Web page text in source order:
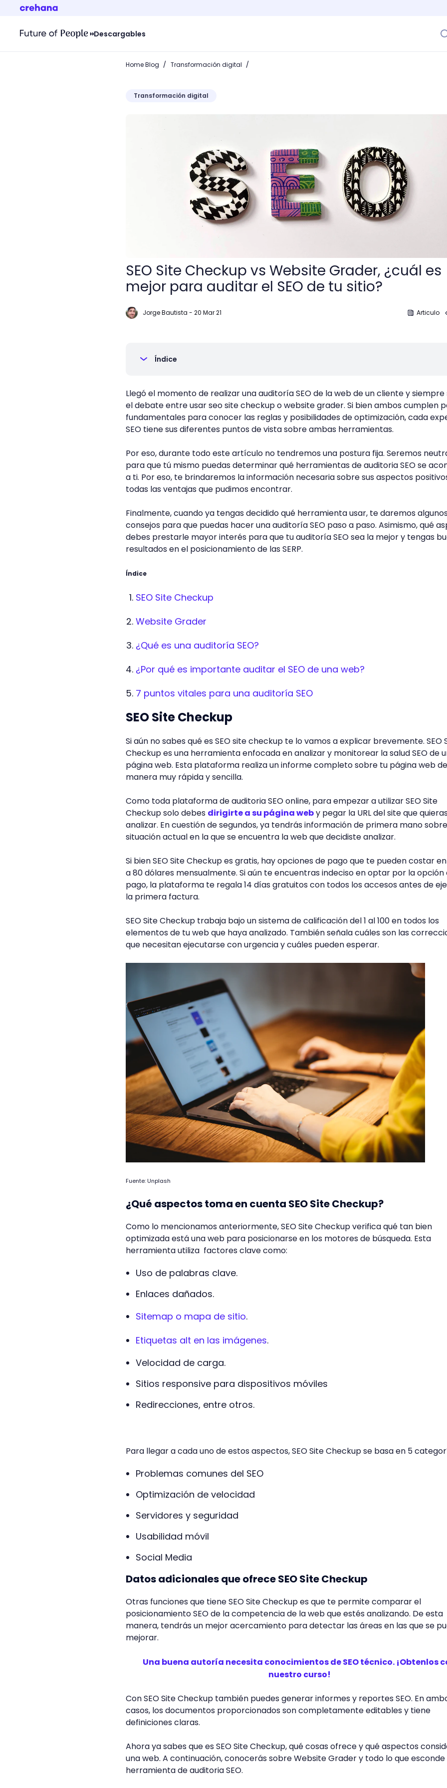
Descargables
Home Blog / Transformación digital /
Transformación digital
SEO Site Checkup vs Website Grader, ¿cuál es
mejor para auditar el SEO de tu sitio?
Jorge Bautista - 20 Mar 21 Articulo
Índice
Llegó el momento de realizar una auditoría SEO de la web de un cliente y siempre
el debate entre usar seo site checkup o website grader. Si bien ambos cumplen
fundamentales para conocer las reglas y posibilidades de optimización, cada
SEO tiene sus diferentes puntos de vista sobre ambas herramientas.
Por eso, durante todo este artículo no tendremos una postura fija. Seremos
para que tú mismo puedas determinar qué herramientas de auditoria SEO se
a ti. Por eso, te brindaremos la información necesaria sobre sus aspectos
todas las ventajas que pudimos encontrar.
Finalmente, cuando ya tengas decidido qué herramienta usar, te daremos
consejos para que puedas hacer una auditoría SEO paso a paso. Asimismo, qué
debes prestarle mayor interés para que tu auditoría SEO sea la mejor y tengas
resultados en el posicionamiento de las SERP.
Índice
SEO Site Checkup
Website Grader
¿Qué es una auditoría SEO?
¿Por qué es importante auditar el SEO de una web?
7 puntos vitales para una auditoría SEO
SEO Site Checkup
Si aún no sabes qué es SEO site checkup te lo vamos a explicar brevemente. SEO
Checkup es una herramienta enfocada en analizar y monitorear la salud SEO de
página web. Esta plataforma realiza un informe completo sobre tu página web
manera muy rápida y sencilla.
Como toda plataforma de auditoria SEO online, para empezar a utilizar SEO Site
Checkup solo debes dirigirte a su página weby pegar la URL del site que
analizar. En cuestión de segundos, ya tendrás información de primera mano
situación actual en la que se encuentra la web que decidiste analizar.
Si bien SEO Site Checkup es gratis, hay opciones de pago que te pueden costar
a 80 dólares mensualmente. Si aún te encuentras indeciso en optar por la opción
pago, la plataforma te regala 14 días gratuitos con todos los accesos antes de
la primera factura.
SEO Site Checkup trabaja bajo un sistema de calificación del 1 al 100 en todos los
elementos de tu web que haya analizado. También señala cuáles son las
que necesitan ejecutarse con urgencia y cuáles pueden esperar.
Fuente: Unplash
¿Qué aspectos toma en cuenta SEO Site Checkup?
Como lo mencionamos anteriormente, SEO Site Checkup verifica qué tan bien
optimizada está una web para posicionarse en los motores de búsqueda. Esta
herramienta utiliza factores clave como:
Uso de palabras clave.
Enlaces dañados.
Sitemap o mapa de sitio.
Etiquetas alt en las imágenes.
Velocidad de carga.
Sitios responsive para dispositivos móviles
Redirecciones, entre otros.
Para llegar a cada uno de estos aspectos, SEO Site Checkup se basa en 5
Problemas comunes del SEO
Optimización de velocidad
Servidores y seguridad
Usabilidad móvil
Social Media
Datos adicionales que ofrece SEO Site Checkup
Otras funciones que tiene SEO Site Checkup es que te permite comparar el
posicionamiento SEO de la competencia de la web que estés analizando. De esta
manera, tendrás un mejor acercamiento para detectar las áreas en las que se
mejorar.
Una buena autoría necesita conocimientos de SEO técnico. ¡Obtenlos
nuestro curso!
Con SEO Site Checkup también puedes generar informes y reportes SEO. En
casos, los documentos proporcionados son completamente editables y tiene
definiciones claras.
Ahora ya sabes que es SEO Site Checkup, qué cosas ofrece y qué aspectos
una web. A continuación, conocerás sobre Website Grader y todo lo que
herramienta de auditoria SEO.